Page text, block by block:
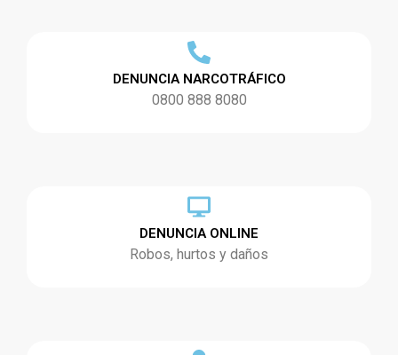
DENUNCIA NARCOTRÁFICO
0800 888 8080
DENUNCIA ONLINE
Robos, hurtos y daños